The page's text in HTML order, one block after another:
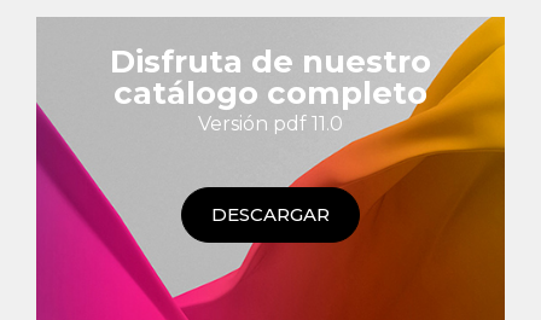
Disfruta de nuestro
catálogo completo
Versión pdf 11.0
DESCARGAR